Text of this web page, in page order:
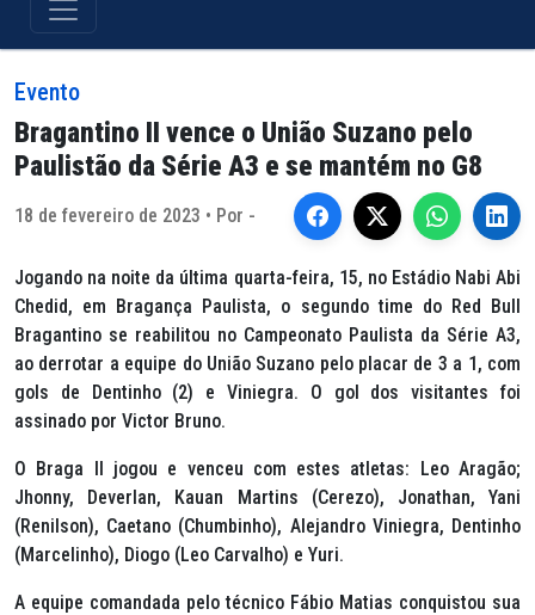
Evento
Bragantino II vence o União Suzano pelo
Paulistão da Série A3 e se mantém no G8
18 de fevereiro de 2023 • Por -
Jogando na noite da última quarta-feira, 15, no Estádio Nabi Abi
Chedid, em Bragança Paulista, o segundo time do Red Bull
Bragantino se reabilitou no Campeonato Paulista da Série A3,
ao derrotar a equipe do União Suzano pelo placar de 3 a 1, com
gols de Dentinho (2) e Viniegra. O gol dos visitantes foi
assinado por Victor Bruno.
O Braga II jogou e venceu com estes atletas: Leo Aragão;
Jhonny, Deverlan, Kauan Martins (Cerezo), Jonathan, Yani
(Renilson), Caetano (Chumbinho), Alejandro Viniegra, Dentinho
(Marcelinho), Diogo (Leo Carvalho) e Yuri.
A equipe comandada pelo técnico Fábio Matias conquistou sua